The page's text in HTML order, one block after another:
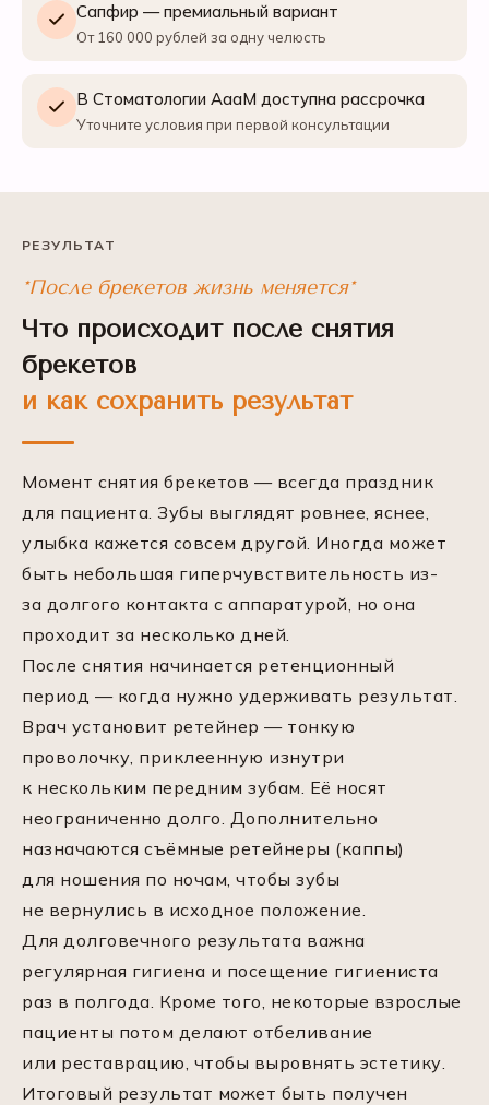
Сапфир — премиальный вариант
От 160 000 рублей за одну челюсть
В Стоматологии АааМ доступна рассрочка
Уточните условия при первой консультации
РЕЗУЛЬТАТ
*После брекетов жизнь меняется*
Что происходит после снятия
брекетов
и как сохранить результат
Момент снятия брекетов — всегда праздник
для пациента. Зубы выглядят ровнее, яснее,
улыбка кажется совсем другой. Иногда может
быть небольшая гиперчувствительность из-
за долгого контакта с аппаратурой, но она
проходит за несколько дней.
После снятия начинается ретенционный
период — когда нужно удерживать результат.
Врач установит ретейнер — тонкую
проволочку, приклеенную изнутри
к нескольким передним зубам. Её носят
неограниченно долго. Дополнительно
назначаются съёмные ретейнеры (каппы)
для ношения по ночам, чтобы зубы
не вернулись в исходное положение.
Для долговечного результата важна
регулярная гигиена и посещение гигиениста
раз в полгода. Кроме того, некоторые взрослые
пациенты потом делают отбеливание
или реставрацию, чтобы выровнять эстетику.
Итоговый результат может быть получен